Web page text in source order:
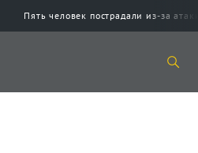
Пять человек пострадали из-за